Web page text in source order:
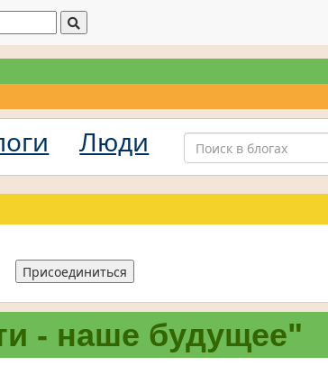
Люди
Присоединиться
- наше будущее"